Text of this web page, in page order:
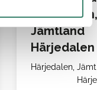
Härjedalen,
Jämtland
Härjedalen
Härjedalen,